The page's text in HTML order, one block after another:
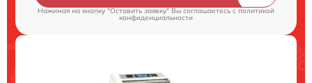
Нажимая на кнопку "Оставить заявку" Вы соглашаетесь cполитикой
конфиденциальности